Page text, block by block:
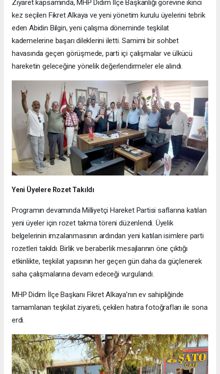
Ziyaret kapsamında, MHP Didim İlçe Başkanlığı görevine ikinci
kez seçilen Fikret Alkaya ve yeni yönetim kurulu üyelerini tebrik
eden Abidin Bilgin, yeni çalışma döneminde teşkilat
kademelerine başarı dileklerini iletti. Samimi bir sohbet
havasında geçen görüşmede, parti içi çalışmalar ve ülkücü
hareketin geleceğine yönelik değerlendirmeler ele alındı.
Yeni Üyelere Rozet Takıldı
Programın devamında Milliyetçi Hareket Partisi saflarına katılan
yeni üyeler için rozet takma töreni düzenlendi. Üyelik
belgelerinin imzalanmasının ardından yeni katılan isimlere parti
rozetleri takıldı. Birlik ve beraberlik mesajlarının öne çıktığı
etkinlikte, teşkilat yapısının her geçen gün daha da güçlenerek
saha çalışmalarına devam edeceği vurgulandı.
MHP Didim İlçe Başkanı Fikret Alkaya’nın ev sahipliğinde
tamamlanan teşkilat ziyareti, çekilen hatıra fotoğrafları ile sona
erdi.